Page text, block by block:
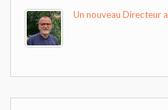
Un nouveau Directeur